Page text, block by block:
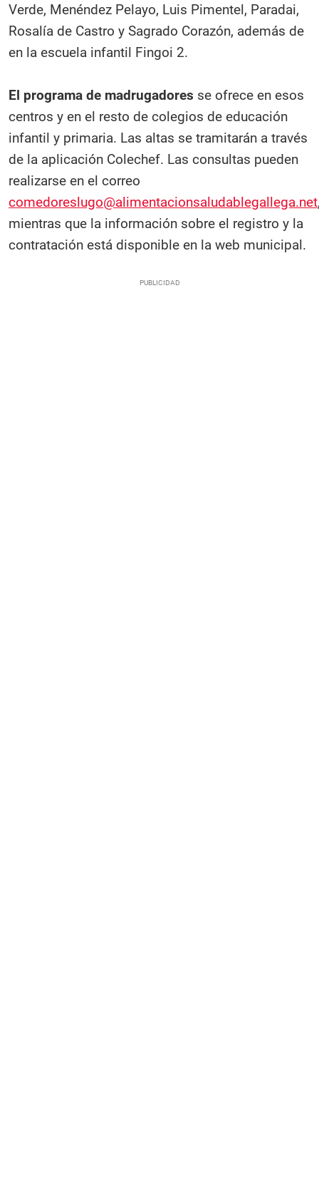
Verde, Menéndez Pelayo, Luis Pimentel, Paradai,
Rosalía de Castro y Sagrado Corazón, además de
en la escuela infantil Fingoi 2.
El programa de madrugadores se ofrece en esos
centros y en el resto de colegios de educación
infantil y primaria. Las altas se tramitarán a través
de la aplicación Colechef. Las consultas pueden
realizarse en el correo
comedoreslugo@alimentacionsaludablegallega.net
mientras que la información sobre el registro y la
contratación está disponible en la web municipal.